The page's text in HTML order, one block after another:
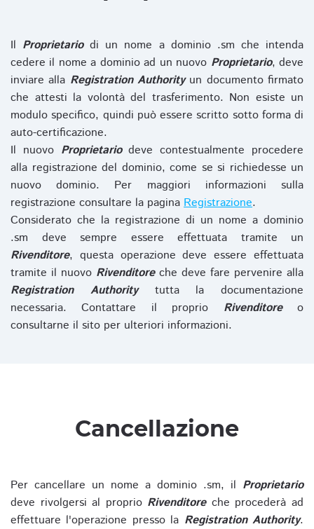
Il Proprietariodi un nome a dominio .sm che intenda
cedere il nome a dominio ad un nuovo Proprietario, deve
inviare alla Registration Authorityun documento firmato
che attesti la volontà del trasferimento. Non esiste un
modulo specifico, quindi può essere scritto sotto forma di
auto-certificazione.
Il nuovo Proprietariodeve contestualmente procedere
alla registrazione del dominio, come se si richiedesse un
nuovo dominio. Per maggiori informazioni sulla
registrazione consultare la pagina Registrazione.
Considerato che la registrazione di un nome a dominio
.sm deve sempre essere effettuata tramite un
Rivenditore, questa operazione deve essere effettuata
tramite il nuovo Rivenditoreche deve fare pervenire alla
Registration Authoritytutta la documentazione
necessaria. Contattare il proprio Rivenditoreo
consultarne il sito per ulteriori informazioni.
Cancellazione
Per cancellare un nome a dominio .sm, il Proprietario
deve rivolgersi al proprio Rivenditoreche procederà ad
effettuare l'operazione presso la Registration Authority.